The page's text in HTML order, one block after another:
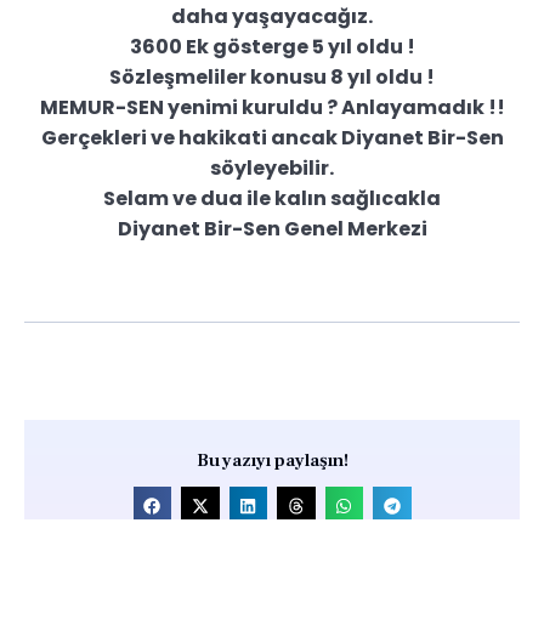
daha yaşayacağız.
3600 Ek gösterge 5 yıl oldu !
Sözleşmeliler konusu 8 yıl oldu !
MEMUR-SEN yenimi kuruldu ? Anlayamadık !!
Gerçekleri ve hakikati ancak Diyanet Bir-Sen
söyleyebilir.
Selam ve dua ile kalın sağlıcakla
Diyanet Bir-Sen Genel Merkezi
Bu yazıyı paylaşın!